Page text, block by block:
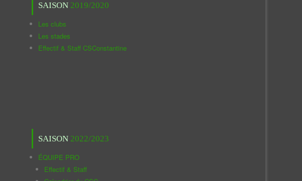
SAISON 2019/2020
Les clubs
Les stades
Effectif & Staff CSConstantine
SAISON 2022/2023
ÉQUIPE PRO
Effectif & Staff